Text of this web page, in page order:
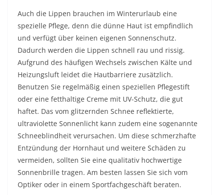
Auch die Lippen brauchen im Winterurlaub eine
spezielle Pflege, denn die dünne Haut ist empfindlich
und verfügt über keinen eigenen Sonnenschutz.
Dadurch werden die Lippen schnell rau und rissig.
Aufgrund des häufigen Wechsels zwischen Kälte und
Heizungsluft leidet die Hautbarriere zusätzlich.
Benutzen Sie regelmäßig einen speziellen Pflegestift
oder eine fetthaltige Creme mit UV-Schutz, die gut
haftet. Das vom glitzernden Schnee reflektierte,
ultraviolette Sonnenlicht kann zudem eine sogenannte
Schneeblindheit verursachen. Um diese schmerzhafte
Entzündung der Hornhaut und weitere Schäden zu
vermeiden, sollten Sie eine qualitativ hochwertige
Sonnenbrille tragen. Am besten lassen Sie sich vom
Optiker oder in einem Sportfachgeschäft beraten.